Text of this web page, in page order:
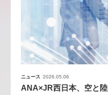
ニュース 2026.05.06
ANA×JR西日本、空と